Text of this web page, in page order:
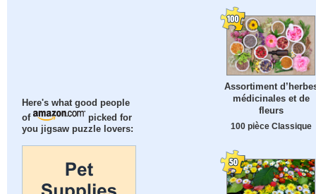
Here's what good people
of
picked for
you jigsaw puzzle lovers:
Assortiment
médicinales et de
fleurs
100 pièce Classique